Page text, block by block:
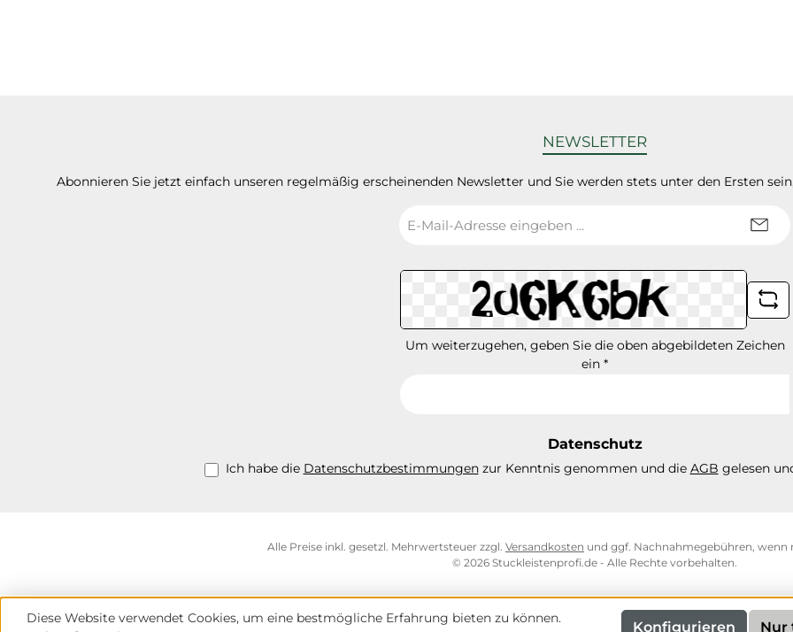
NEWSLETTER
Abonnieren Sie jetzt einfach unseren regelmäßig erscheinenden Newsletter und Sie werden stets unter den Ersten
Mail-
*
Um weiterzugehen, geben Sie die oben abgebildeten Zeichen
ein *
Datenschutz
Ich habe die Datenschutzbestimmungenzur Kenntnis genommen und die AGB gelesen
Alle Preise inkl. gesetzl. Mehrwertsteuer zzgl. Versandkosten und ggf. Nachnahmegebühren, wenn
© 2026 Stuckleistenprofi.de - Alle Rechte vorbehalten.
Diese Website verwendet Cookies, um eine bestmögliche Erfahrung bieten zu können.
Nur
Konfigurieren